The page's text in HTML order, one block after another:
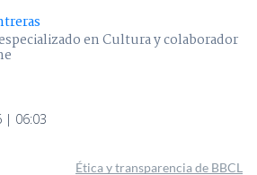
en Cultura y colaborador
| 06:03
Ética y transparencia de BBCL